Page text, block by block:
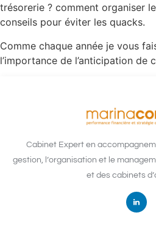
trésorerie ? comment organiser
conseils pour éviter les quacks.
Comme chaque année je vous
l’importance de l’anticipation de
Cabinet Expert en
gestion, l’organisation et le
et des cabinets